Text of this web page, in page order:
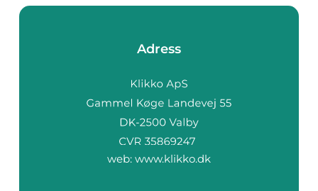
Adress
web: www.klikko.dk